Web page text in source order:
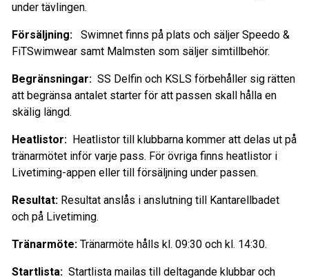
under tävlingen.
Försäljning: Swimnet finns på plats och säljer Speedo &
FiTSwimwear samt Malmsten som säljer simtillbehör.
Begränsningar: SS Delfin och KSLS förbehåller sig rätten
att begränsa antalet starter för att passen skall hålla en
skälig längd.
Heatlistor: Heatlistor till klubbarna kommer att delas ut på
tränarmötet inför varje pass. För övriga finns heatlistor i
Livetiming-appen eller till försäljning under passen.
Resultat: Resultat anslås i anslutning till Kantarellbadet
och på Livetiming.
Tränarmöte: Tränarmöte hålls kl. 09:30 och kl. 14:30.
Startlista: Startlista mailas till deltagande klubbar och